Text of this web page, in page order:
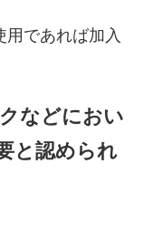
であれば加入
などにおい
と認められ